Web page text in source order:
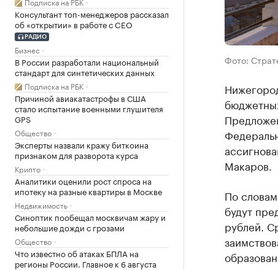
Консультант топ-менеджеров рассказал
об «открытии» в работе с CEO
РАДИО
Бизнес
В России разработали национальный
стандарт для синтетических данных
Подписка на РБК
Причиной авиакатастрофы в США
стало испытание военными глушителя
GPS
Общество
Эксперты назвали кражу биткоина
признаком для разворота курса
Крипто
Аналитики оценили рост спроса на
ипотеку на разные квартиры в Москве
Недвижимость
Синоптик пообещал москвичам жару и
небольшие дожди с грозами
Общество
Что известно об атаках БПЛА на
регионы России. Главное к 6 августа
Фото:
Макаров.
По
будут
рублей.